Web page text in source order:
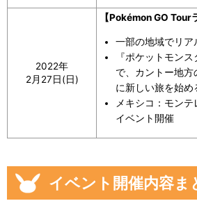
「ヘラクロス」と「サニーゴ」
場（2022年2月16日発表）
【2022年2月11日】
「Pokémon GO Tour：ジョウト
メダルの画像データ(Pokémon
方)
ステッカーの画像データ
イベント中に流れる音楽のサウン
2022年
2月27日(日)
【Pokémon GO Tour
一部の地域でリ
『ポケットモン
で、カントー地方
に新しい旅を始め
メキシコ：モン
イベント開催
イベント開催内容ま